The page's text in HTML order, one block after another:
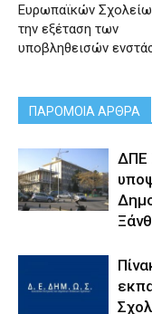
Ευρωπαϊκών
την εξέταση των
υποβληθεισών
ΠΑΡΟΜΟΙΑ ΑΡΘΡΑ
ΔΠΕ